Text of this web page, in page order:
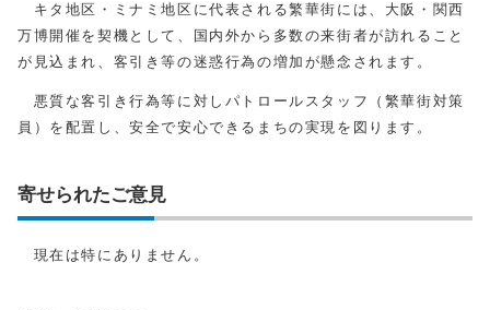
キタ地区・ミナミ地区に代表される繁華街には、大阪・関西
万博開催を契機として、国内外から多数の来街者が訪れること
が見込まれ、客引き等の迷惑行為の増加が懸念されます。
悪質な客引き行為等に対しパトロールスタッフ（繁華街対策
員）を配置し、安全で安心できるまちの実現を図ります。
寄せられたご意見
現在は特にありません。